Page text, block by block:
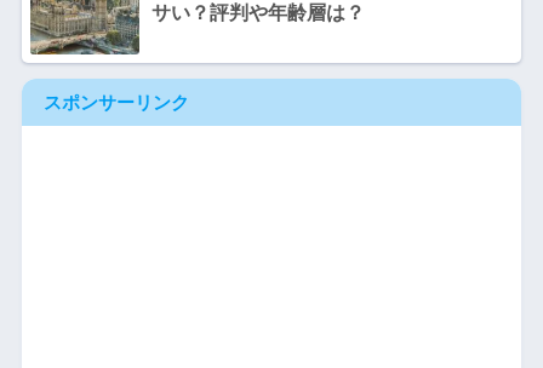
サい？評判や年齢層は？
スポンサーリンク